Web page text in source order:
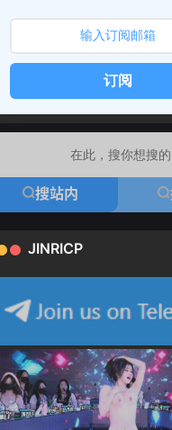
订阅
搜站内
JINRICP